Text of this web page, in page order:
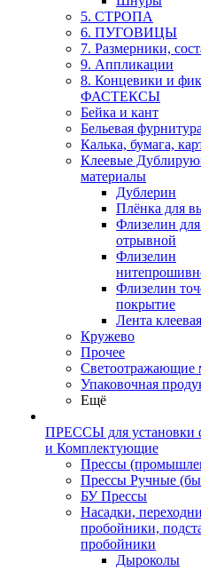
5. СТРОПА
6. ПУГОВИЦЫ
7. Размерники,
9. Аппликации
8. Концевики и
ФАСТЕКСЫ
Бейка и кант
Бельевая фурнитура
Калька, бумага,
Клеевые
материалы
Дублерин
Плёнка для
Флизелин
отрывной
Флизелин
Флизелин
покрытие
Лента клеевая
Кружево
Прочее
Светоотражающие
Упаковочная
Ещё
ПРЕССЫ для установки
и Комплектующие
Прессы
Прессы Ручные
БУ Прессы
Насадки,
пробойники,
пробойники
Дыроколы